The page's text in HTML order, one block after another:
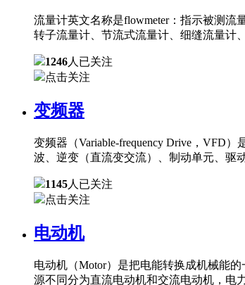
流量计英文名称是flowmeter：指示被测流
转子流量计、节流式流量计、细缝流量计
1246人已关注
点击关注
变频器
变频器（Variable-frequency Drive，VFD
波、逆变（直流变交流）、制动单元、驱
1145人已关注
点击关注
电动机
电动机（Motor）是把电能转换成机械能
源不同分为直流电动机和交流电动机，电